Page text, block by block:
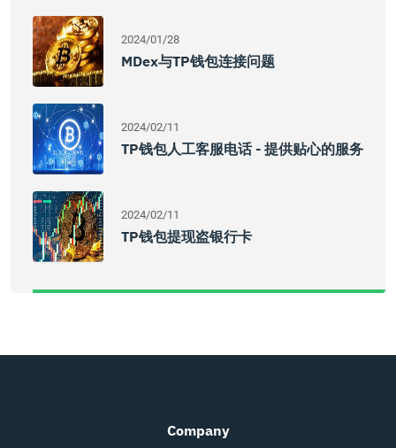
2024/01/28
MDex与TP钱包连接问题
2024/02/11
TP钱包人工客服电话 - 提供贴心的服务
2024/02/11
TP钱包提现盗银行卡
Company